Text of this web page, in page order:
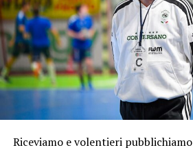
Riceviamo e volentieri pubblichiamo